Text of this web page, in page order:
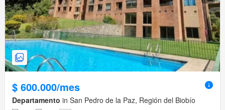
$ 600.000/mes
Departamento in San Pedro de la Paz, Región del Biobío